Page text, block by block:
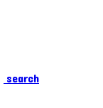
search